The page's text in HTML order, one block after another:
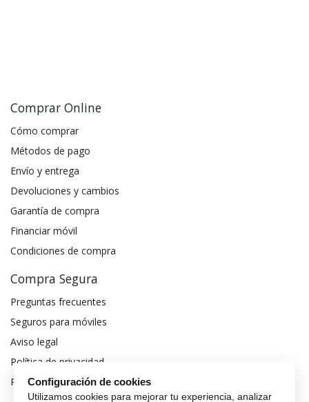
Comprar Online
Cómo comprar
Métodos de pago
Envío y entrega
Devoluciones y cambios
Garantía de compra
Financiar móvil
Condiciones de compra
Compra Segura
Preguntas frecuentes
Seguros para móviles
Aviso legal
Política de privacidad
Política de cookies
Configuración de cookies
Utilizamos cookies para mejorar tu experiencia, analizar